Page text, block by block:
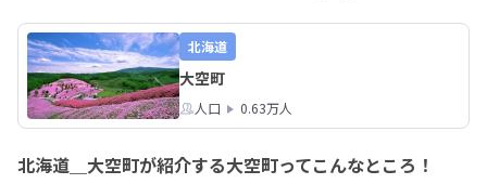
北海道
大空町
人口 0.63万人
北海道＿大空町が紹介する大空町ってこんなところ！